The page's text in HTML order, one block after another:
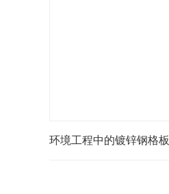
环境工程中的镀锌钢格板